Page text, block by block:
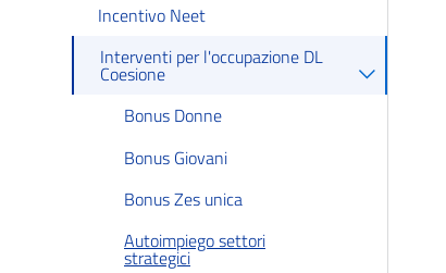
Incentivo Neet
Interventi per l'occupazione DL
Coesione
Bonus Donne
Bonus Giovani
Bonus Zes unica
Autoimpiego settori
strategici